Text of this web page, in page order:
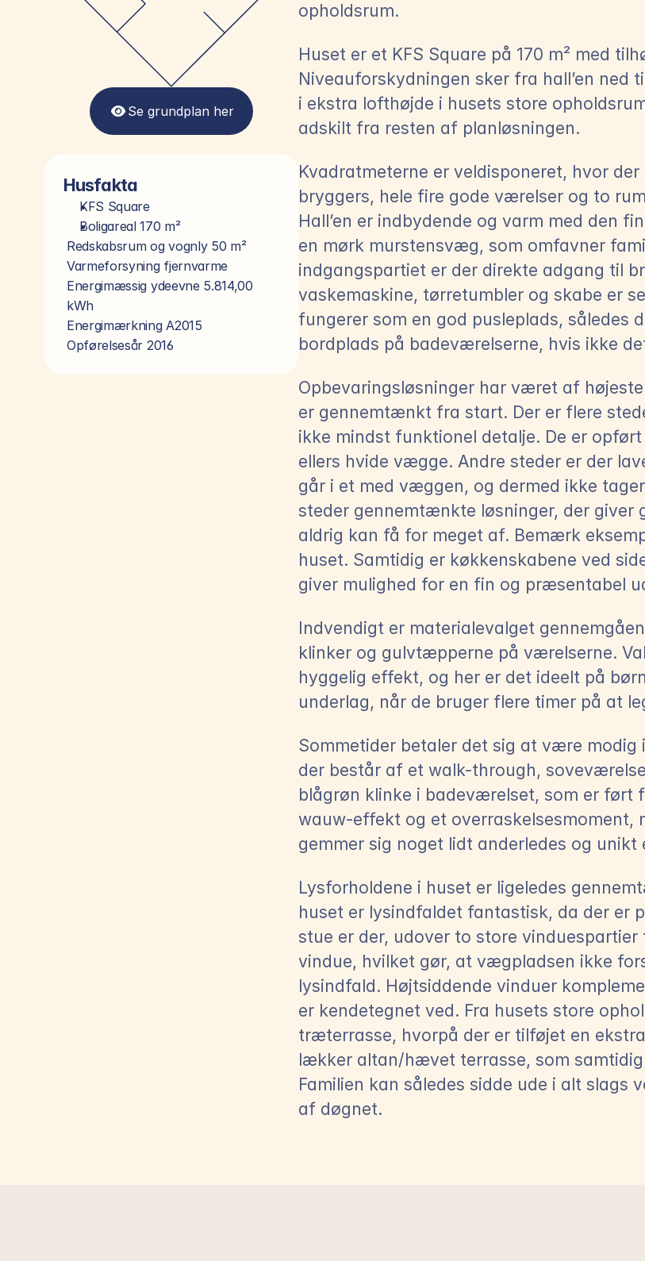
Se grundplan her
Husfakta
KFS Square
Boligareal 170 m²
Redskabsrum og vognly 50 m²
Varmeforsyning fjernvarme
Energimæssig ydeevne 5.814,00
kWh
Energimærkning A2015
Opførelsesår 2016
opholdsrum.
Huset er et KFS Square på 170 m² med
Niveauforskydningen sker fra hall’en
i ekstra lofthøjde i husets store
adskilt fra resten af planløsningen.
Kvadratmeterne er veldisponeret, hvor
bryggers, hele fire gode værelser og to
Hall’en er indbydende og varm med den
en mørk murstensvæg, som omfavner
indgangspartiet er der direkte adgang til
vaskemaskine, tørretumbler og skabe er
fungerer som en god pusleplads, således
bordplads på badeværelserne, hvis ikke
Opbevaringsløsninger har været af
er gennemtænkt fra start. Der er flere
ikke mindst funktionel detalje. De er
ellers hvide vægge. Andre steder er der
går i et med væggen, og dermed ikke
steder gennemtænkte løsninger, der
aldrig kan få for meget af. Bemærk
huset. Samtidig er køkkenskabene ved
giver mulighed for en fin og præsentabel
Indvendigt er materialevalget
klinker og gulvtæpperne på værelserne.
hyggelig effekt, og her er det ideelt på
underlag, når de bruger flere timer på at
Sommetider betaler det sig at være
der består af et walk-through,
blågrøn klinke i badeværelset, som er ført
wauw-effekt og et overraskelsesmoment,
gemmer sig noget lidt anderledes og
Lysforholdene i huset er ligeledes
huset er lysindfaldet fantastisk, da der er
stue er der, udover to store
vindue, hvilket gør, at vægpladsen ikke
lysindfald. Højtsiddende vinduer
er kendetegnet ved. Fra husets store
træterrasse, hvorpå der er tilføjet en
lækker altan/hævet terrasse, som
Familien kan således sidde ude i alt slags
af døgnet.